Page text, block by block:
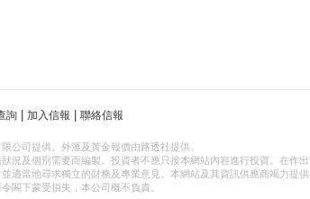
詢 加入信報 聯絡信報
公司提供。外滙及黃金報價由路透社提供。
況及個別需要而編製。投資者不應只按本網站內容進行投資。在作出
適當地尋求獨立的財務及專業意見。本網站及其資訊供應商竭力提供
閣下蒙受損失，本公司概不負責。